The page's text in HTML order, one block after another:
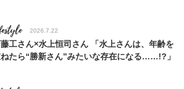
2026.7.22
工さん×水上恒司さん 「水上さんは、年齢を
たら“勝新さん”みたいな存在になる……!?」